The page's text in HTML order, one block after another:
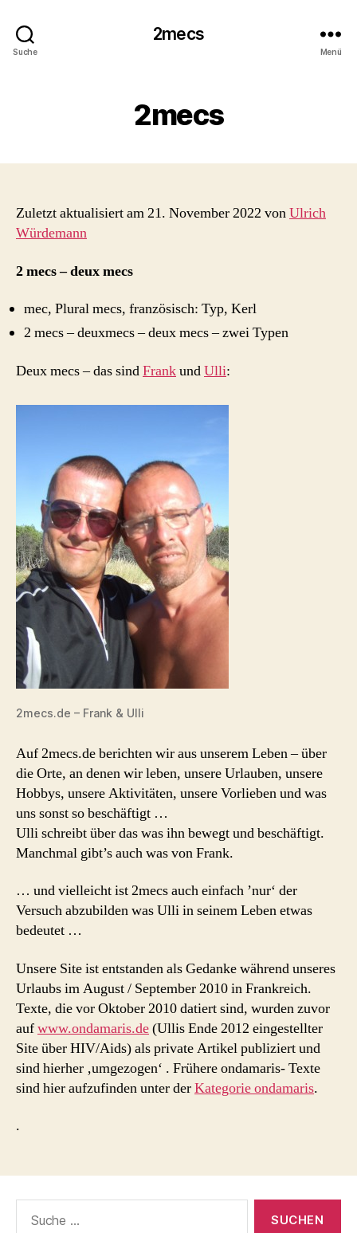
Suche
2mecs
Menü
2mecs
Zuletzt aktualisiert am 21. November 2022 vonUlrich
Würdemann
2 mecs – deux mecs
mec, Plural mecs, französisch: Typ, Kerl
2 mecs – deuxmecs – deux mecs – zwei Typen
Deux mecs – das sindFrankundUlli:
2mecs.de – Frank & Ulli
Auf 2mecs.de berichten wir aus unserem Leben – über
die Orte, an denen wir leben, unsere Urlauben, unsere
Hobbys, unsere Aktivitäten, unsere Vorlieben und was
uns sonst so beschäftigt …
Ulli schreibt über das was ihn bewegt und beschäftigt.
Manchmal gibt’s auch was von Frank.
… und vielleicht ist 2mecs auch einfach ’nur‘ der
Versuch abzubilden was Ulli in seinem Leben etwas
bedeutet …
Unsere Site ist entstanden als Gedanke während unseres
Urlaubs im August / September 2010 in Frankreich.
Texte, die vor Oktober 2010 datiert sind, wurden zuvor
aufwww.ondamaris.de(Ullis Ende 2012 eingestellter
Site über HIV/Aids) als private Artikel publiziert und
sind hierher ‚umgezogen‘ . Frühere ondamaris- Texte
sind hier aufzufinden unter derKategorie ondamaris.
.
nach: